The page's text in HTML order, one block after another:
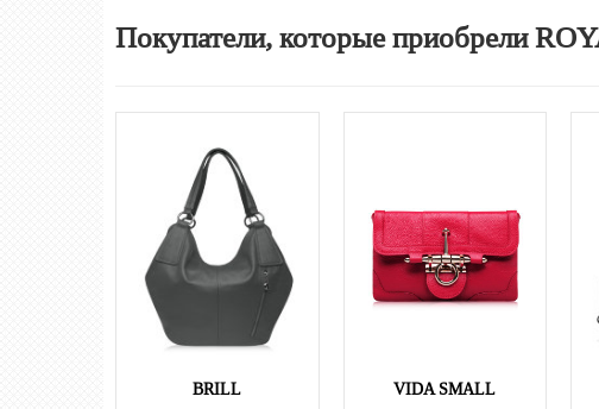
Покупатели, которые приобрели
BRILL VIDA SMALL